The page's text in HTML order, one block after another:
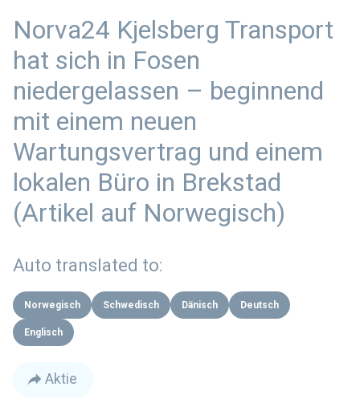
Norva24 Kjelsberg Transport
hat sich in Fosen
niedergelassen – beginnend
mit einem neuen
Wartungsvertrag und einem
lokalen Büro in Brekstad
(Artikel auf Norwegisch)
Auto translated to:
Norwegisch Schwedisch Dänisch Deutsch
Englisch
Aktie